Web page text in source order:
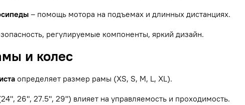
– помощь мотора на подъемах и длинных дистанциях.
регулируемые компоненты, яркий дизайн.
и колес
определяет размер рамы (XS, S, M, L, XL).
26", 27.5", 29") влияет на управляемость и проходимость.